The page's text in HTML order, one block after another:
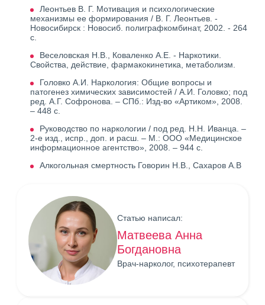
Леонтьев В. Г. Мотивация и психологические
механизмы ее формирования / В. Г. Леонтьев. -
Новосибирск : Новосиб. полиграфкомбинат, 2002. - 264
с.
Веселовская Н.В., Коваленко А.Е. - Наркотики.
Свойства, действие, фармакокинетика, метаболизм.
Головко А.И. Наркология: Общие вопросы и
патогенез химических зависимостей / А.И. Головко; под
ред. А.Г. Софронова. – СПб.: Изд-во «Артиком», 2008.
– 448 с.
Руководство по наркологии / под ред. Н.Н. Иванца. –
2-е изд., испр., доп. и расш. – М.: ООО «Медицинское
информационное агентство», 2008. – 944 с.
Алкогольная смертность Говорин Н.В., Сахаров А.В
Статью написал:
Матвеева Анна
Богдановна
Врач-нарколог, психотерапевт